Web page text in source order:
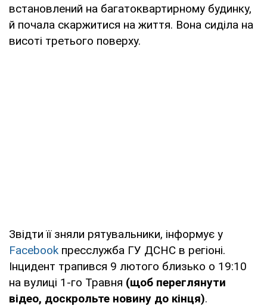
встановлений на багатоквартирному будинку,
й почала скаржитися на життя. Вона сиділа на
висоті третього поверху.
Звідти її зняли рятувальники, інформує у
Facebook пресслужба ГУ ДСНС в регіоні.
Інцидент трапився 9 лютого близько о 19:10
на вулиці 1-го Травня (щоб переглянути
відео, доскрольте новину до кінця).